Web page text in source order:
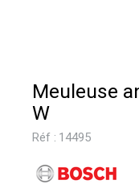
Meuleuse
W
Réf : 14495